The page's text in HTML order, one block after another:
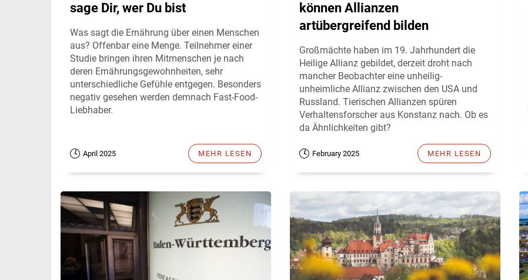
sage Dir, wer Du bist
Was sagt die Ernährung über einen Menschen
aus? Offenbar eine Menge. Teilnehmer einer
Studie bringen ihren Mitmenschen je nach
deren Ernährungsgewohnheiten, sehr
unterschiedliche Gefühle entgegen. Besonders
negativ gesehen werden demnach Fast-Food-
Liebhaber.
April 2025 MEHR LESEN
können Allianzen
artübergreifend bilden
Großmächte haben im 19. Jahrhundert die
Heilige Allianz gebildet, derzeit droht nach
mancher Beobachter eine unheilig-
unheimliche Allianz zwischen den USA und
Russland. Tierischen Allianzen spüren
Verhaltensforscher aus Konstanz nach. Ob es
da Ähnlichkeiten gibt?
February 2025 MEHR LESEN